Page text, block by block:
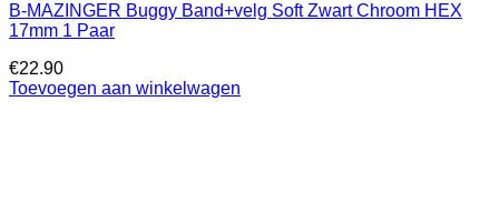
B-MAZINGER Buggy Band+velg Soft Zwart Chroom HEX
17mm 1 Paar
€22.90
Toevoegen aan winkelwagen